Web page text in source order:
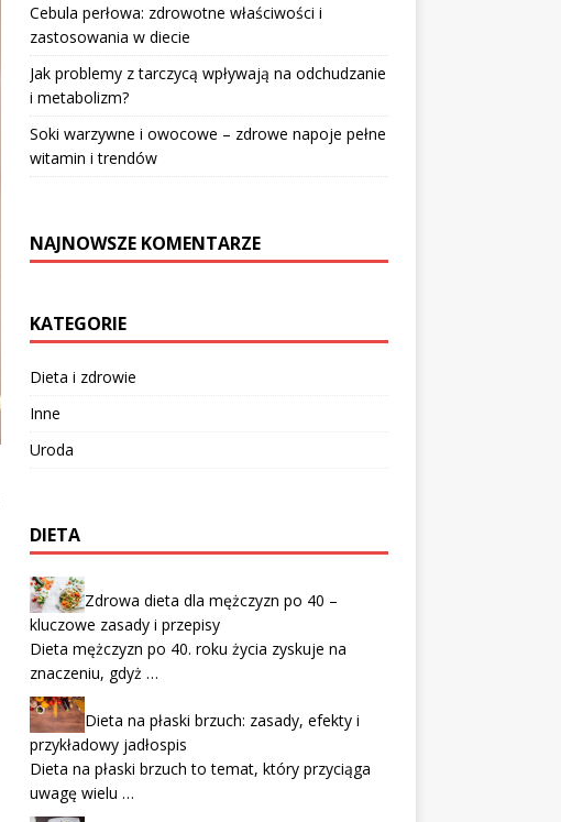
Cebula perłowa: zdrowotne właściwości i
zastosowania w diecie
Jak problemy z tarczycą wpływają na odchudzanie
i metabolizm?
Soki warzywne i owocowe – zdrowe napoje pełne
witamin i trendów
NAJNOWSZE KOMENTARZE
KATEGORIE
Dieta i zdrowie
Inne
Uroda
DIETA
Zdrowa dieta dla mężczyzn po 40 –
kluczowe zasady i przepisy
Dieta mężczyzn po 40. roku życia zyskuje na
znaczeniu, gdyż …
Dieta na płaski brzuch: zasady, efekty i
przykładowy jadłospis
Dieta na płaski brzuch to temat, który przyciąga
uwagę wielu …